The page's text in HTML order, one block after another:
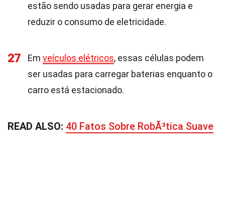
estão sendo usadas para gerar energia e
reduzir o consumo de eletricidade.
27 Em veículos elétricos, essas células podem
ser usadas para carregar baterias enquanto o
carro está estacionado.
READ ALSO: 40 Fatos Sobre RobÃ³tica Suave